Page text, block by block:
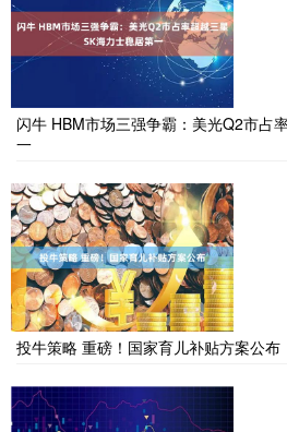
闪牛 HBM市场三强争霸：美光Q2市占
一
投牛策略 重磅！国家育儿补贴方案公布